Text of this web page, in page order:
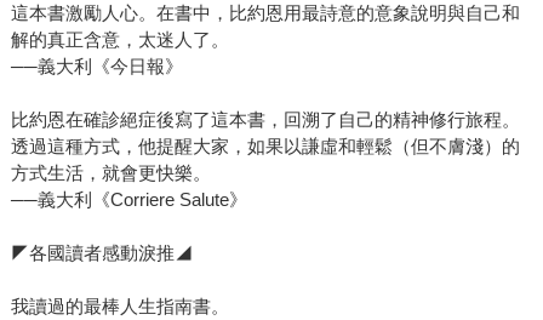
這本書激勵人心。在書中，比約恩用最詩意的意象說明與自己和
解的真正含意，太迷人了。
──義大利《今日報》
比約恩在確診絕症後寫了這本書，回溯了自己的精神修行旅程。
透過這種方式，他提醒大家，如果以謙虛和輕鬆（但不膚淺）的
方式生活，就會更快樂。
──義大利《Corriere Salute》
◤各國讀者感動淚推◢
我讀過的最棒人生指南書。